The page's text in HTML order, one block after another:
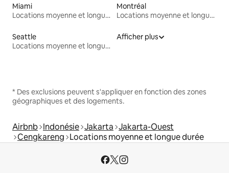
Miami
Locations moyenne et longue durée
Montréal
Locations moyenne et longue durée
Seattle
Locations moyenne et longue durée
Afficher plus
* Des exclusions peuvent s'appliquer en fonction des zones
géographiques et des logements.
Airbnb Indonésie Jakarta Jakarta-Ouest
Cengkareng Locations moyenne et longue durée